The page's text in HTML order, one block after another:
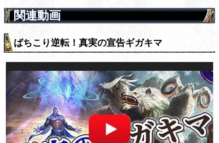
関連動画
ばちこり逆転！真実の宣告ギガキマ